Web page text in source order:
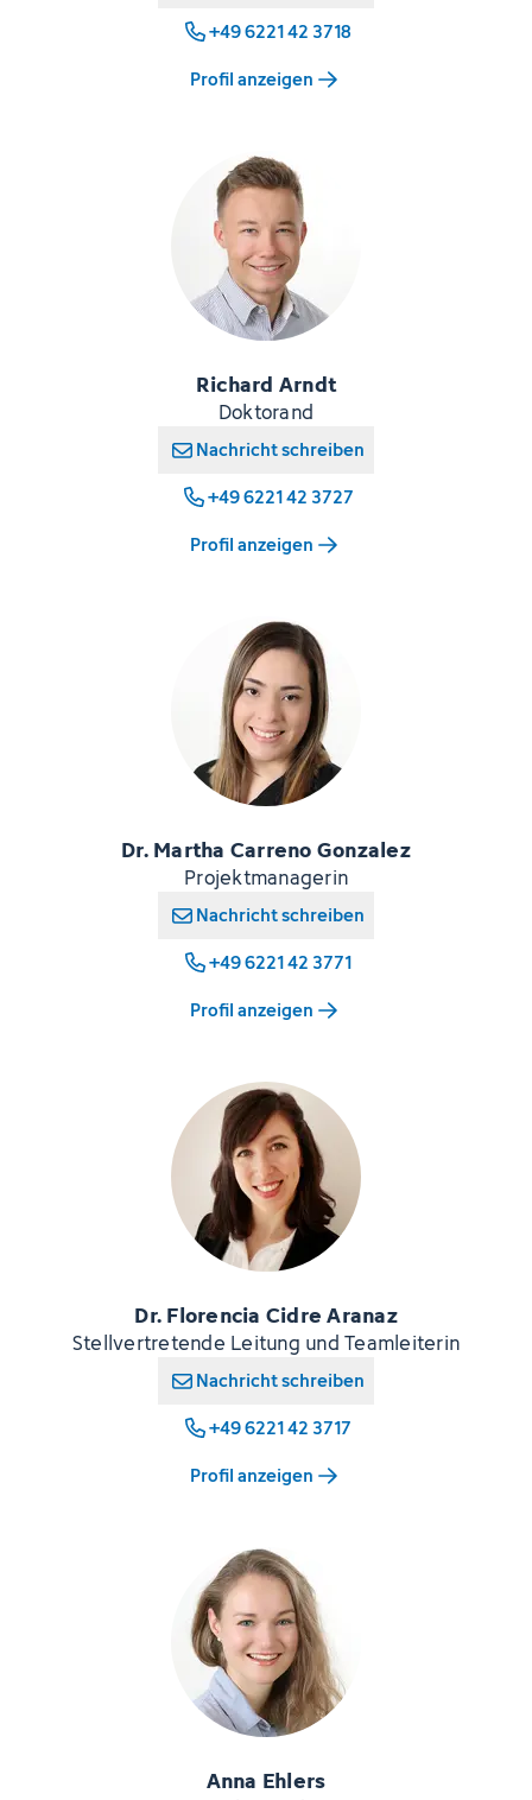
+49 6221 42 3718
Profil anzeigen
Richard Arndt
Doktorand
Nachricht schreiben
+49 6221 42 3727
Profil anzeigen
Dr. Martha Carreno Gonzalez
Projektmanagerin
Nachricht schreiben
+49 6221 42 3771
Profil anzeigen
Dr. Florencia Cidre Aranaz
Stellvertretende Leitung und Teamleiterin
Nachricht schreiben
+49 6221 42 3717
Profil anzeigen
Anna Ehlers